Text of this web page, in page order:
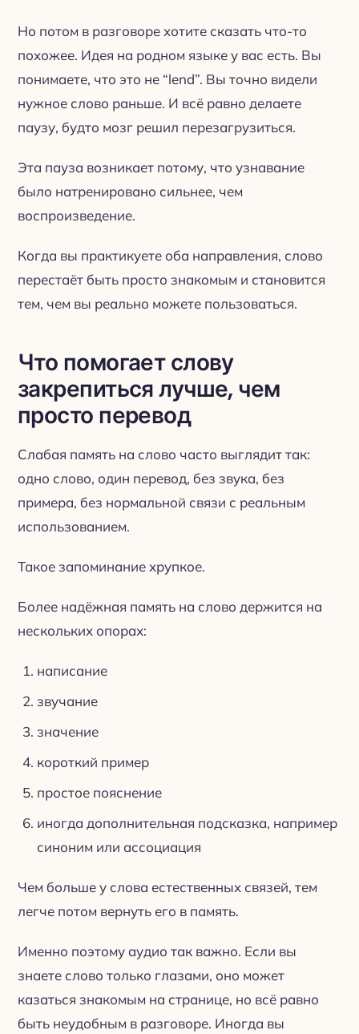
Но потом в разговоре хотите сказать что-то
похожее. Идея на родном языке у вас есть. Вы
понимаете, что это не “lend”. Вы точно видели
нужное слово раньше. И всё равно делаете
паузу, будто мозг решил перезагрузиться.
Эта пауза возникает потому, что узнавание
было натренировано сильнее, чем
воспроизведение.
Когда вы практикуете оба направления, слово
перестаёт быть просто знакомым и становится
тем, чем вы реально можете пользоваться.
Что помогает слову
закрепиться лучше, чем
просто перевод
Слабая память на слово часто выглядит так:
одно слово, один перевод, без звука, без
примера, без нормальной связи с реальным
использованием.
Такое запоминание хрупкое.
Более надёжная память на слово держится на
нескольких опорах:
написание
звучание
значение
короткий пример
простое пояснение
иногда дополнительная подсказка, например
синоним или ассоциация
Чем больше у слова естественных связей, тем
легче потом вернуть его в память.
Именно поэтому аудио так важно. Если вы
знаете слово только глазами, оно может
казаться знакомым на странице, но всё равно
быть неудобным в разговоре. Иногда вы